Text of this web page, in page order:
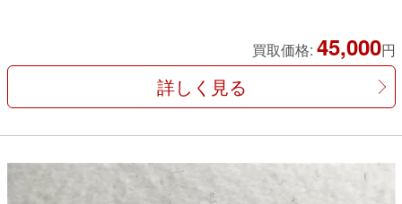
買取価格: 45,000円
詳しく見る